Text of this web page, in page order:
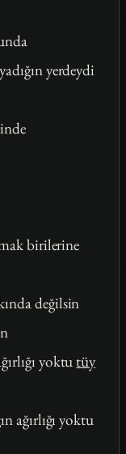
yerdeydi
birilerine
değilsin
yoktu tüy
ağırlığı yoktu